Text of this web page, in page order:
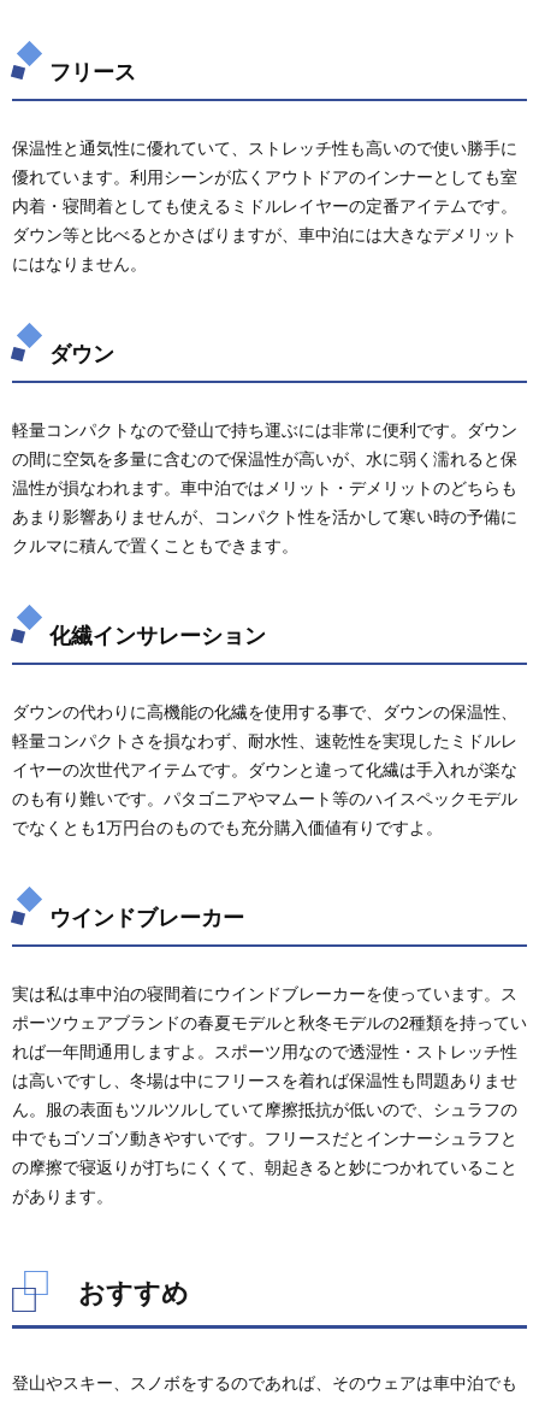
フリース
保温性と通気性に優れていて、ストレッチ性も高いので使い勝手に
優れています。利用シーンが広くアウトドアのインナーとしても室
内着・寝間着としても使えるミドルレイヤーの定番アイテムです。
ダウン等と比べるとかさばりますが、車中泊には大きなデメリット
にはなりません。
ダウン
軽量コンパクトなので登山で持ち運ぶには非常に便利です。ダウン
の間に空気を多量に含むので保温性が高いが、水に弱く濡れると保
温性が損なわれます。車中泊ではメリット・デメリットのどちらも
あまり影響ありませんが、コンパクト性を活かして寒い時の予備に
クルマに積んで置くこともできます。
化繊インサレーション
ダウンの代わりに高機能の化繊を使用する事で、ダウンの保温性、
軽量コンパクトさを損なわず、耐水性、速乾性を実現したミドルレ
イヤーの次世代アイテムです。ダウンと違って化繊は手入れが楽な
のも有り難いです。パタゴニアやマムート等のハイスペックモデル
でなくとも1万円台のものでも充分購入価値有りですよ。
ウインドブレーカー
実は私は車中泊の寝間着にウインドブレーカーを使っています。ス
ポーツウェアブランドの春夏モデルと秋冬モデルの2種類を持ってい
れば一年間通用しますよ。スポーツ用なので透湿性・ストレッチ性
は高いですし、冬場は中にフリースを着れば保温性も問題ありませ
ん。服の表面もツルツルしていて摩擦抵抗が低いので、シュラフの
中でもゴソゴソ動きやすいです。フリースだとインナーシュラフと
の摩擦で寝返りが打ちにくくて、朝起きると妙につかれていること
があります。
おすすめ
登山やスキー、スノボをするのであれば、そのウェアは車中泊でも